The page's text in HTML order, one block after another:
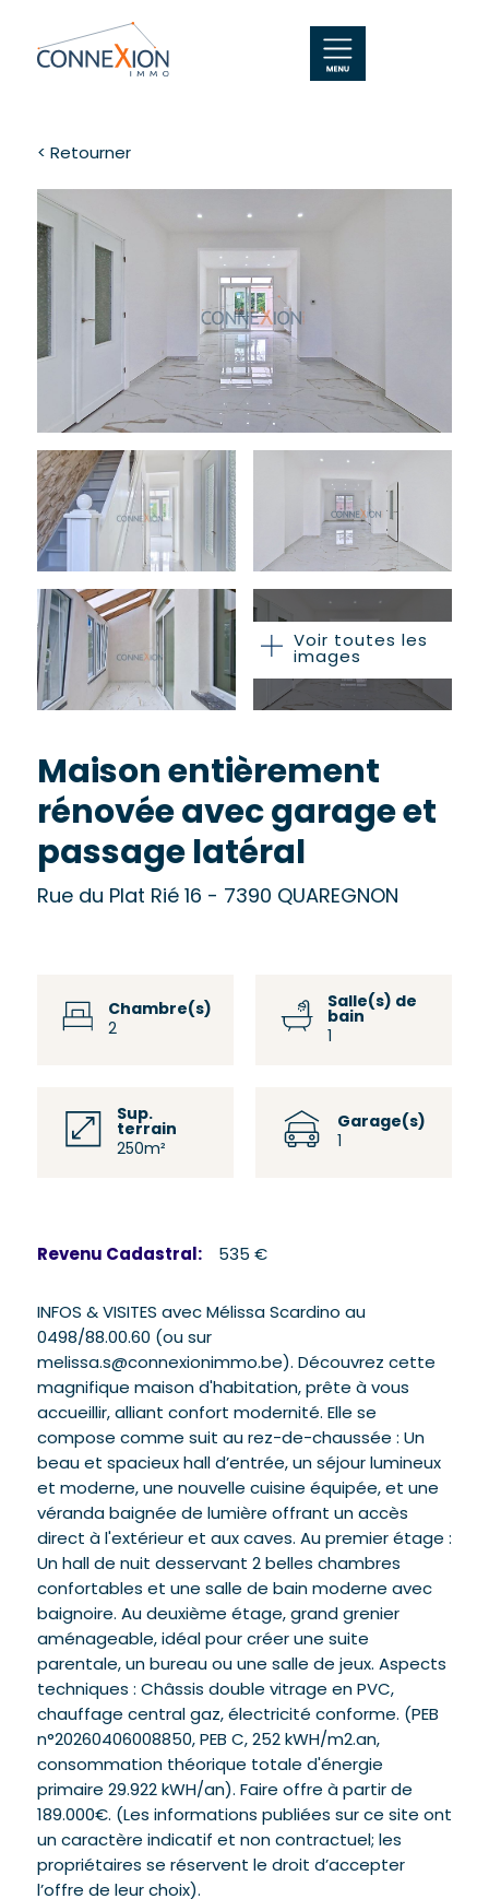
< Retourner
Voir toutes les
images
Maison entièrement
rénovée avec garage et
passage latéral
Rue du Plat Rié 16 - 7390 QUAREGNON
Chambre(s)
2
Salle(s) de
bain
Sup.
terrain
250m²
Garage(s)
Revenu Cadastral: 535 €
INFOS & VISITES avec Mélissa Scardino au
0498/88.00.60 (ou sur
melissa.s@connexionimmo.be). Découvrez cette
magnifique maison d'habitation, prête à vous
accueillir, alliant confort modernité. Elle se
compose comme suit au rez-de-chaussée : Un
beau et spacieux hall d’entrée, un séjour lumineux
et moderne, une nouvelle cuisine équipée, et une
véranda baignée de lumière offrant un accès
direct à l'extérieur et aux caves. Au premier étage :
Un hall de nuit desservant 2 belles chambres
confortables et une salle de bain moderne avec
baignoire. Au deuxième étage, grand grenier
aménageable, idéal pour créer une suite
parentale, un bureau ou une salle de jeux. Aspects
techniques : Châssis double vitrage en PVC,
chauffage central gaz, électricité conforme. (PEB
n°20260406008850‬, PEB C, 252 kWH/m2.an,
consommation théorique totale d'énergie
primaire 29.922 kWH/an). Faire offre à partir de
189.000€. (Les informations publiées sur ce site ont
un caractère indicatif et non contractuel; les
propriétaires se réservent le droit d’accepter
l’offre de leur choix).